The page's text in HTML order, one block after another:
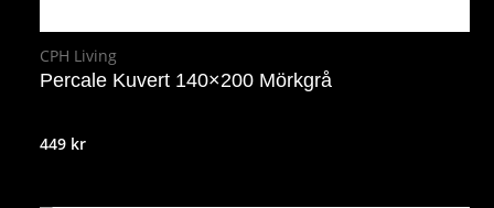
CPH Living
Percale Kuvert 140×200 Mörkgrå
449 kr